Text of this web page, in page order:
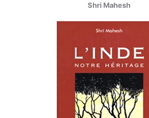
Shri Mahesh